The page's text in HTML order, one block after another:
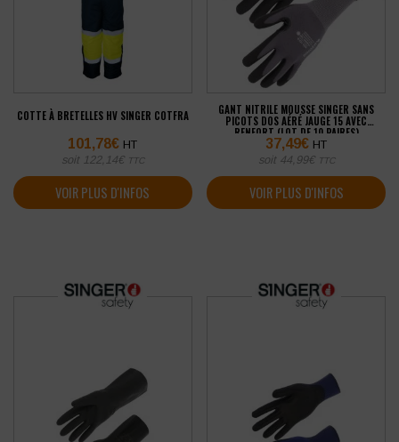
COTTE À BRETELLES HV SINGER COTFRA
101,78€ HT
soit 122,14€ TTC
VOIR PLUS D'INFOS
GANT NITRILE MOUSSE SINGER SANS
PICOTS DOS AÉRÉ JAUGE 15 AVEC
RENFORT (LOT DE 10 PAIRES)
37,49€ HT
soit 44,99€ TTC
VOIR PLUS D'INFOS